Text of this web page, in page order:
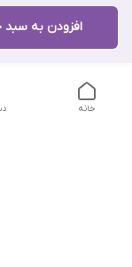
افزودن به سبد
خانه